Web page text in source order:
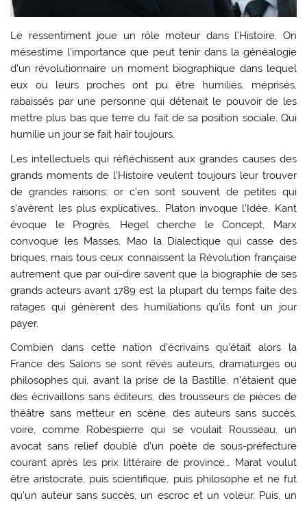
Le ressentiment joue un rôle moteur dans l’Histoire. On
mésestime l’importance que peut tenir dans la généalogie
d’un révolutionnaire un moment biographique dans lequel
eux ou leurs proches ont pu être humiliés, méprisés,
rabaissés par une personne qui détenait le pouvoir de les
mettre plus bas que terre du fait de sa position sociale. Qui
humilie un jour se fait haïr toujours.
Les intellectuels qui réfléchissent aux grandes causes des
grands moments de l’Histoire veulent toujours leur trouver
de grandes raisons: or c’en sont souvent de petites qui
s’avèrent les plus explicatives… Platon invoque l’Idée, Kant
évoque le Progrès, Hegel cherche le Concept, Marx
convoque les Masses, Mao la Dialectique qui casse des
briques, mais tous ceux connaissent la Révolution française
autrement que par ouï-dire savent que la biographie de ses
grands acteurs avant 1789 est la plupart du temps faite des
ratages qui génèrent des humiliations qu’ils font un jour
payer.
Combien dans cette nation d’écrivains qu’était alors la
France des Salons se sont rêvés auteurs, dramaturges ou
philosophes qui, avant la prise de la Bastille, n’étaient que
des écrivaillons sans éditeurs, des trousseurs de pièces de
théâtre sans metteur en scène, des auteurs sans succès,
voire, comme Robespierre qui se voulait Rousseau, un
avocat sans relief doublé d’un poète de sous-préfecture
courant après les prix littéraire de province… Marat voulut
être aristocrate, puis scientifique, puis philosophe et ne fut
qu’un auteur sans succès, un escroc et un voleur. Puis, un